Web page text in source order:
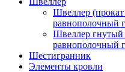
Швеллер
равнополочный
Швеллер гнутый
равнополочный
Шестигранник
Элементы кровли